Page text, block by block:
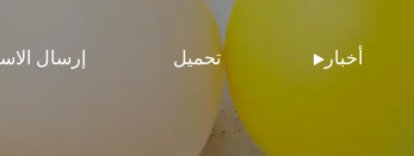
أخبار تحميل إرسال